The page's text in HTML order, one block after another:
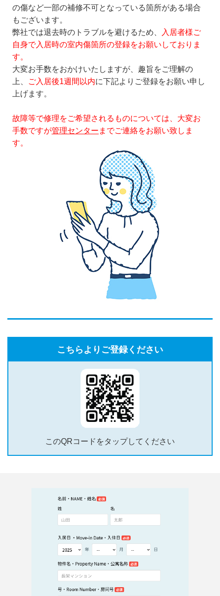
の傷など一部の補修不可となっている箇所がある場合
もございます。
弊社では退去時のトラブルを避けるため、
入居者様ご
自身で入居時の室内傷箇所の登録をお願いしておりま
す。
大変お手数をおかけいたしますが、趣旨をご理解の
上、
ご入居後1週間以内に下記よりご登録をお願い申し
上げます。
故障等で修理をご希望されるものについては、大変お
手数ですが管理センター までご連絡をお願い致しま
す。
こちらよりご登録ください
このQRコードをタップしてください